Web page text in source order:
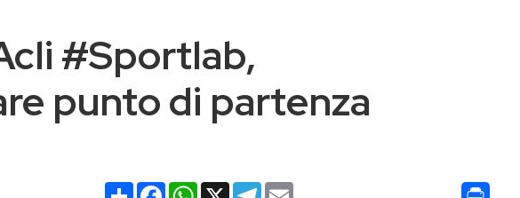
#Sportlab,
punto di partenza
CondividiFacebookWhatsApp
X Telegram